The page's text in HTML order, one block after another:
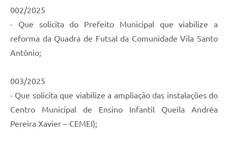
002/2025
- Que solicita do Prefeito Municipal que viabilize a
reforma da Quadra de Futsal da Comunidade Vila Santo
Antônio;
003/2025
- Que solicita que viabilize a ampliação das instalações do
Centro Municipal de Ensino Infantil Queila Andréa
Pereira Xavier – CEMEI);